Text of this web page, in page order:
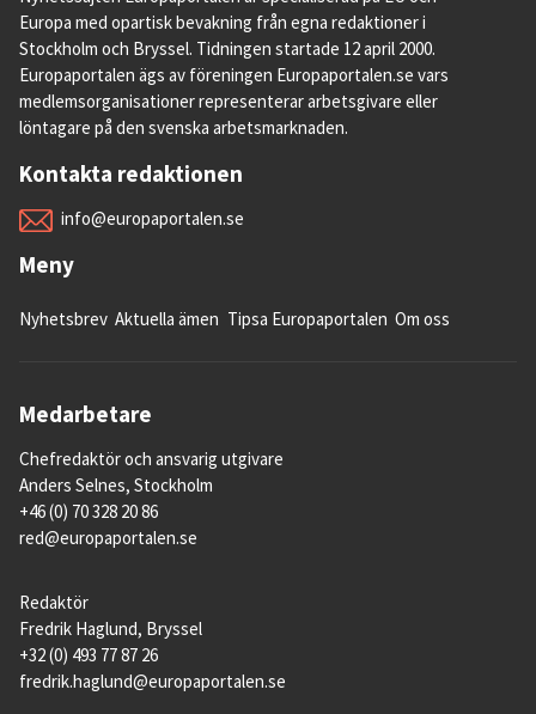
Europa med opartisk bevakning från egna redaktioner i
Stockholm och Bryssel. Tidningen startade 12 april 2000.
Europaportalen ägs av föreningen Europaportalen.se vars
medlemsorganisationer representerar arbetsgivare eller
löntagare på den svenska arbetsmarknaden.
Kontakta redaktionen
info@europaportalen.se
Meny
Nyhetsbrev Aktuella ämen Tipsa Europaportalen Om oss
Medarbetare
Chefredaktör och ansvarig utgivare
Anders Selnes, Stockholm
+46 (0) 70 328 20 86
red@europaportalen.se
Redaktör
Fredrik Haglund, Bryssel
+32 (0) 493 77 87 26
fredrik.haglund@europaportalen.se